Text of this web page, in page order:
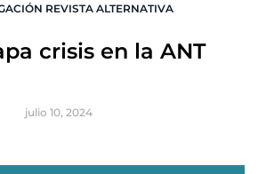
REVISTA ALTERNATIVA
crisis en la ANT
julio 10, 2024